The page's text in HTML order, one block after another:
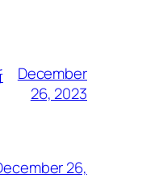
December
26, 2023
26,